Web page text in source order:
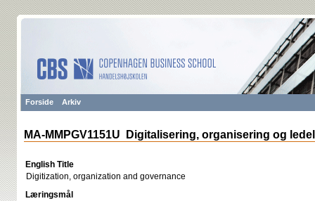
Forside Arkiv
MA-MMPGV1151U Digitalisering, organisering og
English Title
Digitization, organization and governance
Læringsmål